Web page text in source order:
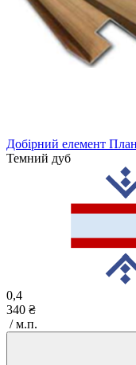
Добірний елемент
Темний дуб
0,4
340 ₴
/ м.п.